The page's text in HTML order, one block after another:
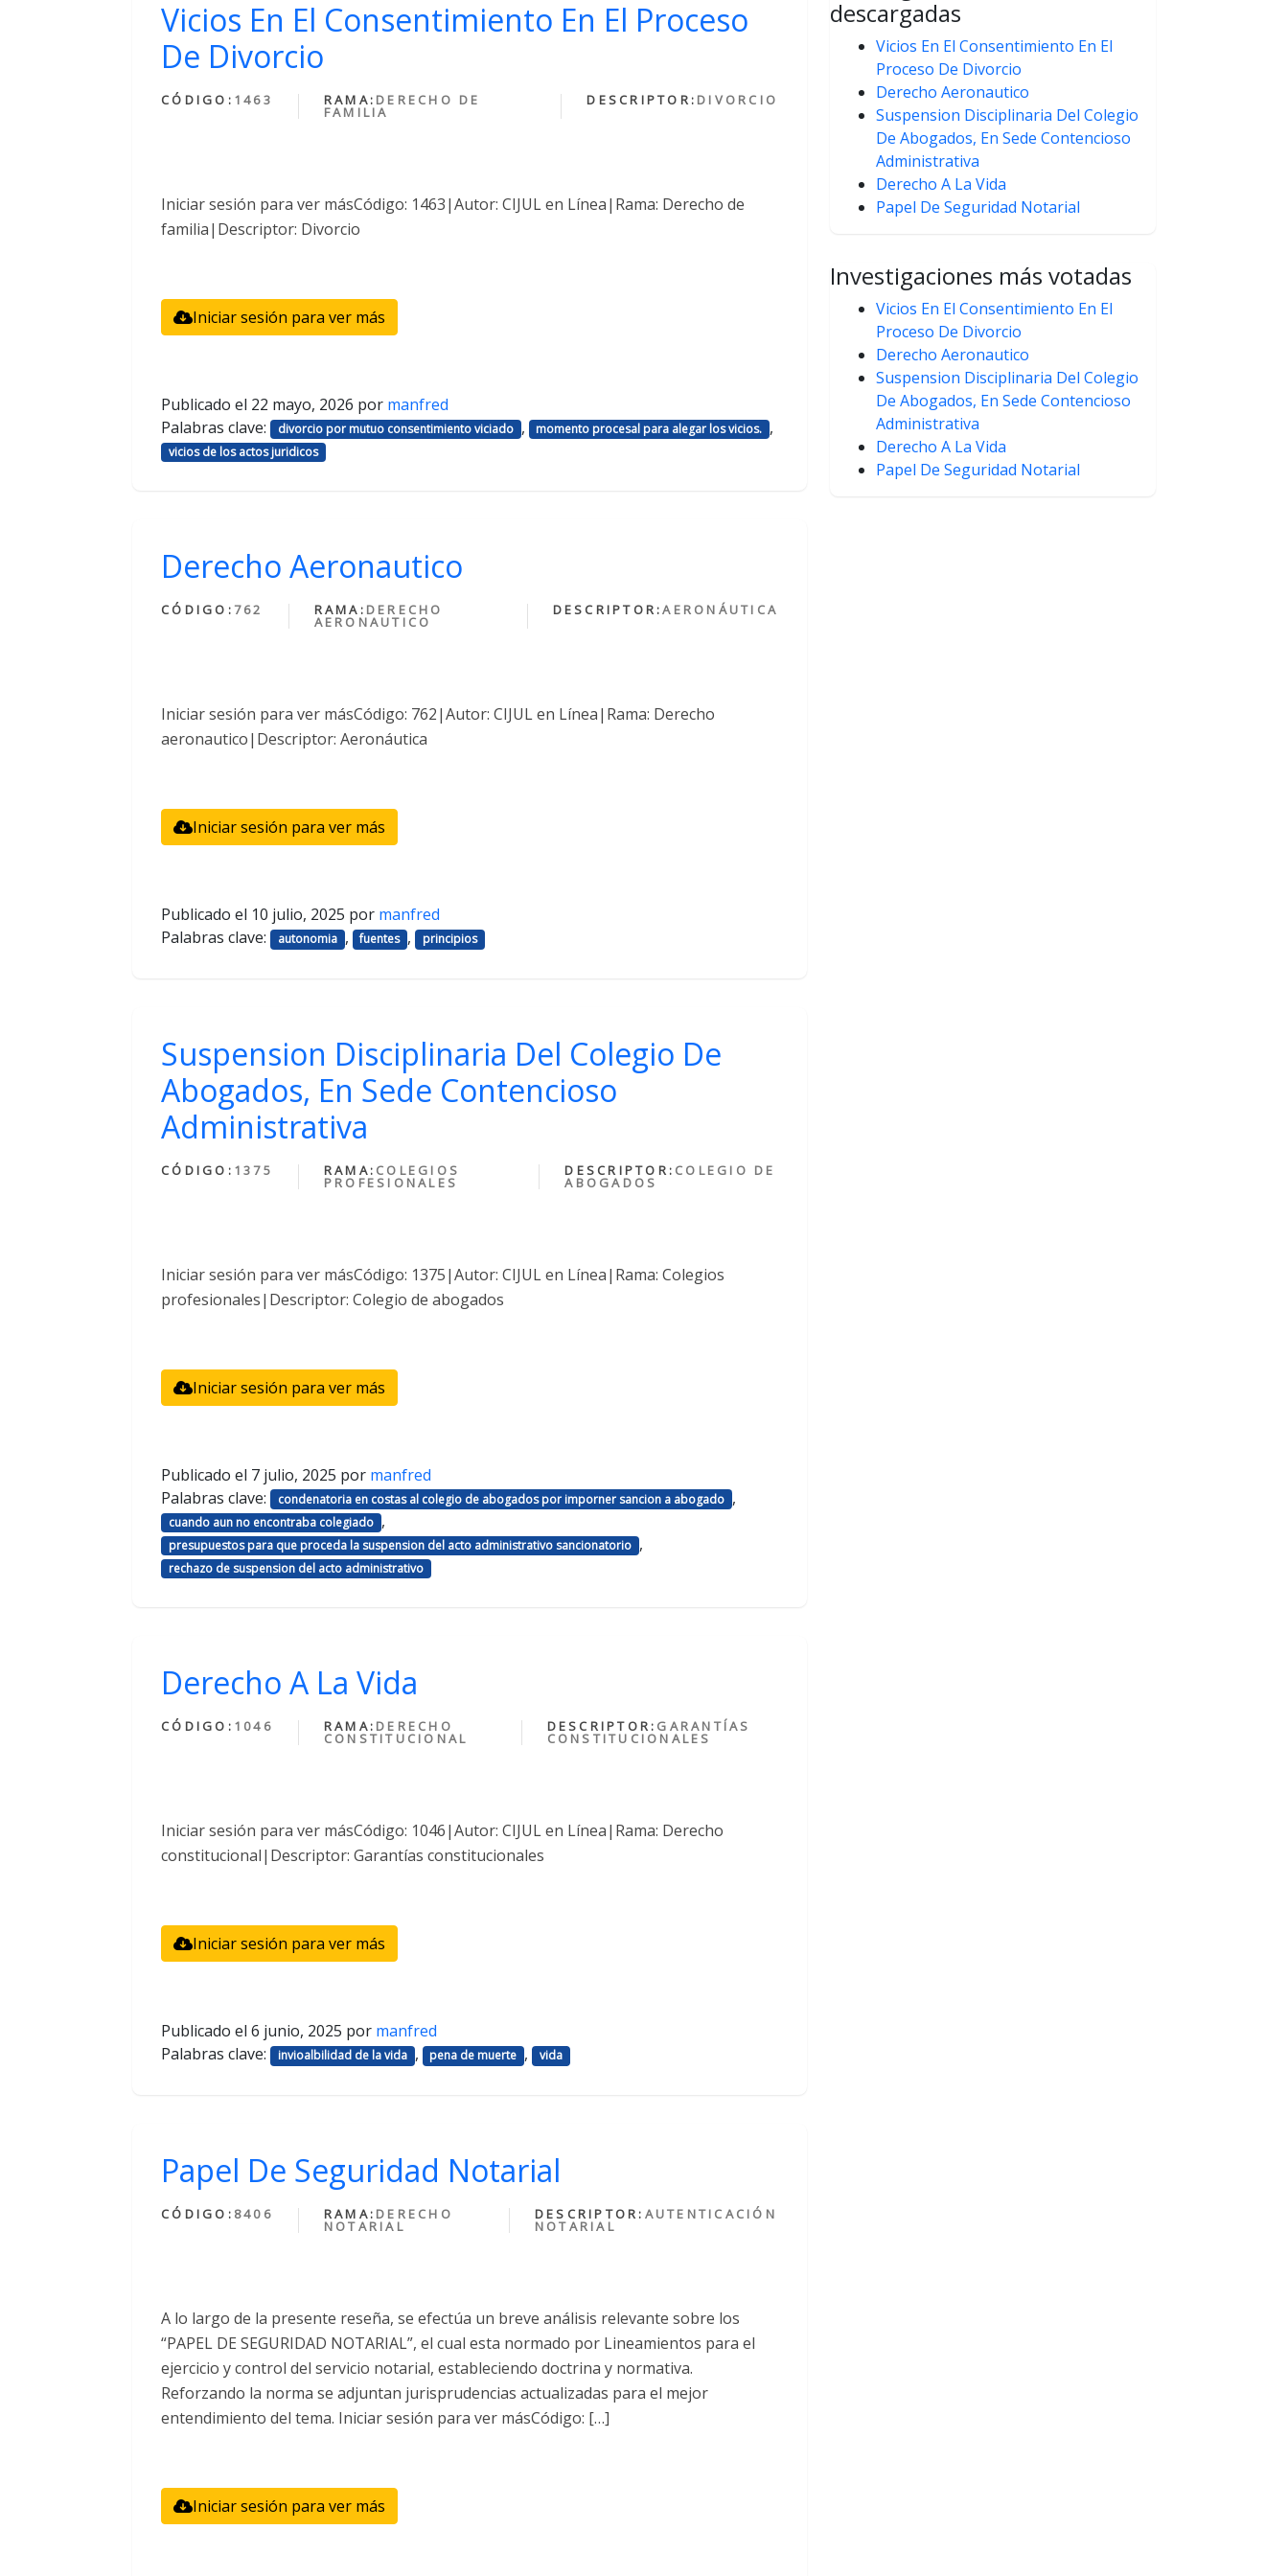
Vicios En El Consentimiento En El Proceso
De Divorcio
CÓDIGO: 1463 RAMA: DERECHO DE
FAMILIA
DESCRIPTOR: DIVORCIO
Iniciar sesión para ver másCódigo: 1463|Autor: CIJUL en Línea|Rama: Derecho de
familia|Descriptor: Divorcio
Iniciar sesión para ver más
Publicado el 22 mayo, 2026 por manfred
Palabras clave:
divorcio por mutuo consentimiento viciado , momento procesal para alegar los vicios. ,
vicios de los actos juridicos
Derecho Aeronautico
CÓDIGO: 762 RAMA: DERECHO
AERONAUTICO
DESCRIPTOR:AERONÁUTICA
Iniciar sesión para ver másCódigo: 762|Autor: CIJUL en Línea|Rama: Derecho
aeronautico|Descriptor: Aeronáutica
Iniciar sesión para ver más
Publicado el 10 julio, 2025 por manfred
Palabras clave:
autonomia , fuentes , principios
Suspension Disciplinaria Del Colegio De
Abogados, En Sede Contencioso
Administrativa
CÓDIGO: 1375 RAMA: COLEGIOS
PROFESIONALES
DESCRIPTOR: COLEGIO DE
ABOGADOS
Iniciar sesión para ver másCódigo: 1375|Autor: CIJUL en Línea|Rama: Colegios
profesionales|Descriptor: Colegio de abogados
Iniciar sesión para ver más
Publicado el 7 julio, 2025 por manfred
Palabras clave:
condenatoria en costas al colegio de abogados por imporner sancion a abogado ,
cuando aun no encontraba colegiado ,
presupuestos para que proceda la suspension del acto administrativo sancionatorio ,
rechazo de suspension del acto administrativo
Derecho A La Vida
CÓDIGO: 1046 RAMA: DERECHO
CONSTITUCIONAL
DESCRIPTOR: GARANTÍAS
CONSTITUCIONALES
Iniciar sesión para ver másCódigo: 1046|Autor: CIJUL en Línea|Rama: Derecho
constitucional|Descriptor: Garantías constitucionales
Iniciar sesión para ver más
Publicado el 6 junio, 2025 por manfred
Palabras clave:
invioalbilidad de la vida , pena de muerte , vida
Papel De Seguridad Notarial
CÓDIGO: 8406 RAMA: DERECHO
NOTARIAL
DESCRIPTOR: AUTENTICACIÓN
NOTARIAL
A lo largo de la presente reseña, se efectúa un breve análisis relevante sobre los
“PAPEL DE SEGURIDAD NOTARIAL”, el cual esta normado por Lineamientos para el
ejercicio y control del servicio notarial, estableciendo doctrina y normativa.
Reforzando la norma se adjuntan jurisprudencias actualizadas para el mejor
entendimiento del tema. Iniciar sesión para ver másCódigo: […]
Iniciar sesión para ver más
descargadas
Vicios En El Consentimiento En El
Proceso De Divorcio
Derecho Aeronautico
Suspension Disciplinaria Del Colegio
De Abogados, En Sede Contencioso
Administrativa
Derecho A La Vida
Papel De Seguridad Notarial
Investigaciones más votadas
Vicios En El Consentimiento En El
Proceso De Divorcio
Derecho Aeronautico
Suspension Disciplinaria Del Colegio
De Abogados, En Sede Contencioso
Administrativa
Derecho A La Vida
Papel De Seguridad Notarial